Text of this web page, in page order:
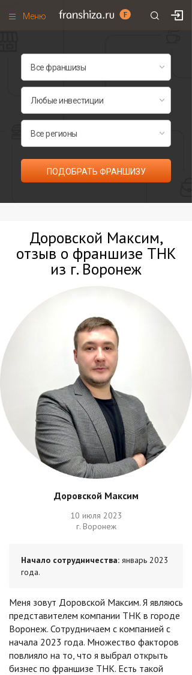
Меню
Франшизы по категориям
ПОДОБРАТЬ ФРАНШИЗУ
Доровской Максим,
отзыв о франшизе ТНК
из г. Воронеж
Доровской Максим
10 июля 2023
г. Воронеж
Начало сотрудничества: январь 2023
года.
Меня зовут Доровской Максим. Я являюсь
представителем компании ТНК в городе
Воронеж. Сотрудничаем с компанией с
начала 2023 года. Множество факторов
повлияло на то, что я выбрал открыть
бизнес по франшизе ТНК. Есть такой